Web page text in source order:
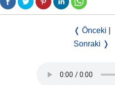
❬ Önceki
Sonraki ❭